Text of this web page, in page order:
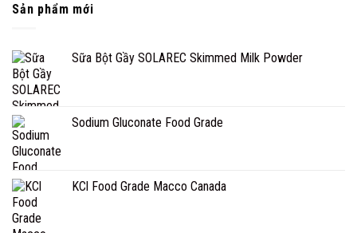
Sản phẩm mới
Sữa Bột Gầy SOLAREC Skimmed Milk Powder
Sodium Gluconate Food Grade
KCl Food Grade Macco Canada